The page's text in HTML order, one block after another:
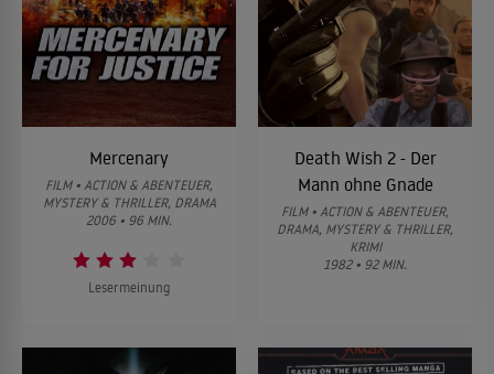
Mercenary
FILM • ACTION & ABENTEUER,
MYSTERY & THRILLER, DRAMA
2006 • 96 MIN.
Lesermeinung
Death Wish 2 - Der
Mann ohne Gnade
FILM • ACTION & ABENTEUER,
DRAMA, MYSTERY & THRILLER,
KRIMI
1982 • 92 MIN.